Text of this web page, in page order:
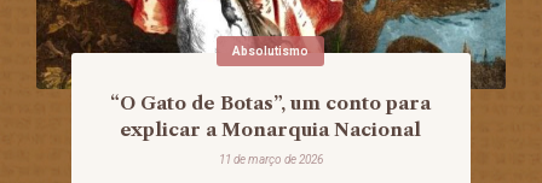
Absolutismo
“O Gato de Botas”, um conto para
explicar a Monarquia Nacional
11 de março de 2026